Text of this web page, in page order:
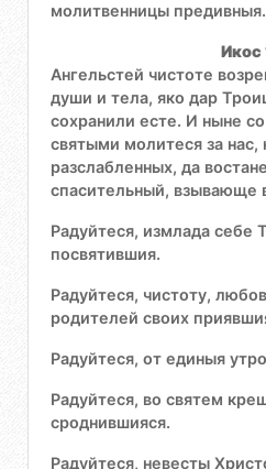
молитвенницы предивныя.
Икос
Ангельстей чистоте
души и тела, яко дар
сохранили есте. И ныне
святыми молитеся за
разслабленных, да
спасительный, взывающе
Радуйтеся, измлада себе
посвятившия.
Радуйтеся, чистоту,
родителей своих
Радуйтеся, от единыя
Радуйтеся, во святем
сроднившияся.
Радуйтеся, невесты